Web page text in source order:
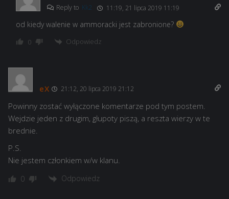
Reply to Kk2 11:19, 21 lipca 2019 11:19
od kiedy walenie w ammoracki jest zabronione?
0 Odpowiedz
eX 21:12, 20 lipca 2019 21:12
Powinny zostać wyłączone komentarze pod tym postem.
Wejdzie jeden z drugim, głupoty piszą, a reszta wierzy w te
brednie.
P.S.
Nie jestem członkiem w/w klanu.
0 Odpowiedz